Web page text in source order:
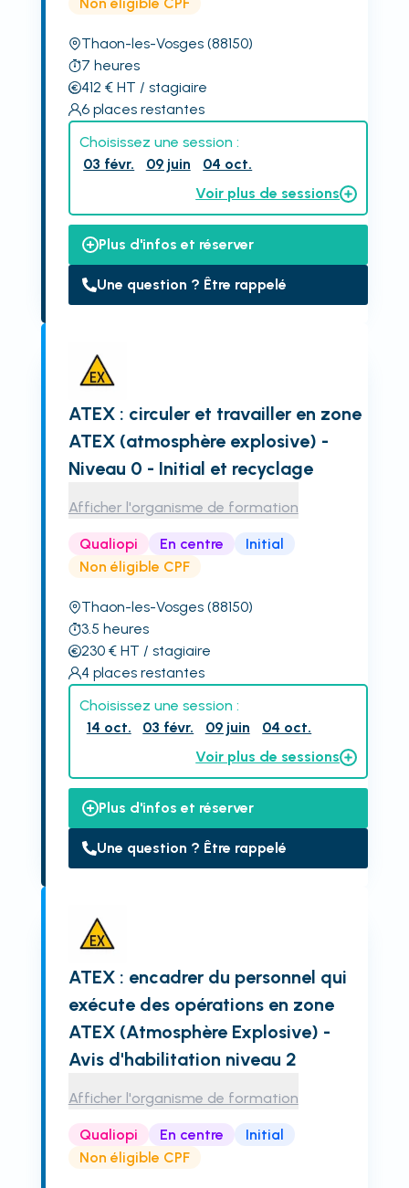
Thaon-les-Vosges (88150)
7 heures
412 € HT / stagiaire
6 places restantes
Choisissez une session :
03 févr.
09 juin
04 oct.
Voir plus de sessions
Plus d'infos et réserver
Une question ? Être rappelé
ATEX : circuler et travailler en zone
ATEX (atmosphère explosive) -
Niveau 0 - Initial et recyclage
Afficher l'organisme de formation
Qualiopi En centre
Initial
Non éligible CPF
Thaon-les-Vosges (88150)
3.5 heures
230€ HT / stagiaire
4 places restantes
Choisissez une session :
14 oct.
03 févr. 09 juin
04 oct.
Voir plus de sessions
Plus d'infos et réserver
Une question ? Être rappelé
ATEX : encadrer du personnel qui
exécute des opérations en zone
ATEX (Atmosphère Explosive) -
Avis d'habilitation niveau 2
Afficher l'organisme de formation
Qualiopi En centre
Initial
Non éligible CPF